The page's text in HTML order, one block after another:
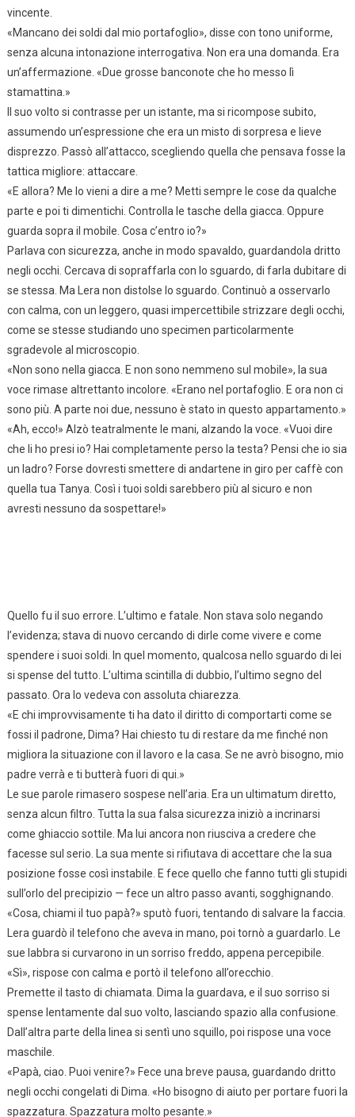
vincente.
«Mancano dei soldi dal mio portafoglio», disse con tono uniforme,
senza alcuna intonazione interrogativa. Non era una domanda. Era
un’affermazione. «Due grosse banconote che ho messo lì
stamattina.»
Il suo volto si contrasse per un istante, ma si ricompose subito,
assumendo un’espressione che era un misto di sorpresa e lieve
disprezzo. Passò all’attacco, scegliendo quella che pensava fosse la
tattica migliore: attaccare.
«E allora? Me lo vieni a dire a me? Metti sempre le cose da qualche
parte e poi ti dimentichi. Controlla le tasche della giacca. Oppure
guarda sopra il mobile. Cosa c’entro io?»
Parlava con sicurezza, anche in modo spavaldo, guardandola dritto
negli occhi. Cercava di sopraffarla con lo sguardo, di farla dubitare di
se stessa. Ma Lera non distolse lo sguardo. Continuò a osservarlo
con calma, con un leggero, quasi impercettibile strizzare degli occhi,
come se stesse studiando uno specimen particolarmente
sgradevole al microscopio.
«Non sono nella giacca. E non sono nemmeno sul mobile», la sua
voce rimase altrettanto incolore. «Erano nel portafoglio. E ora non ci
sono più. A parte noi due, nessuno è stato in questo appartamento.»
«Ah, ecco!» Alzò teatralmente le mani, alzando la voce. «Vuoi dire
che li ho presi io? Hai completamente perso la testa? Pensi che io sia
un ladro? Forse dovresti smettere di andartene in giro per caffè con
quella tua Tanya. Così i tuoi soldi sarebbero più al sicuro e non
avresti nessuno da sospettare!»
Quello fu il suo errore. L’ultimo e fatale. Non stava solo negando
l’evidenza; stava di nuovo cercando di dirle come vivere e come
spendere i suoi soldi. In quel momento, qualcosa nello sguardo di lei
si spense del tutto. L’ultima scintilla di dubbio, l’ultimo segno del
passato. Ora lo vedeva con assoluta chiarezza.
«E chi improvvisamente ti ha dato il diritto di comportarti come se
fossi il padrone, Dima? Hai chiesto tu di restare da me finché non
migliora la situazione con il lavoro e la casa. Se ne avrò bisogno, mio
padre verrà e ti butterà fuori di qui.»
Le sue parole rimasero sospese nell’aria. Era un ultimatum diretto,
senza alcun filtro. Tutta la sua falsa sicurezza iniziò a incrinarsi
come ghiaccio sottile. Ma lui ancora non riusciva a credere che
facesse sul serio. La sua mente si rifiutava di accettare che la sua
posizione fosse così instabile. E fece quello che fanno tutti gli stupidi
sull’orlo del precipizio — fece un altro passo avanti, sogghignando.
«Cosa, chiami il tuo papà?» sputò fuori, tentando di salvare la faccia.
Lera guardò il telefono che aveva in mano, poi tornò a guardarlo. Le
sue labbra si curvarono in un sorriso freddo, appena percepibile.
«Sì», rispose con calma e portò il telefono all’orecchio.
Premette il tasto di chiamata. Dima la guardava, e il suo sorriso si
spense lentamente dal suo volto, lasciando spazio alla confusione.
Dall’altra parte della linea si sentì uno squillo, poi rispose una voce
maschile.
«Papà, ciao. Puoi venire?» Fece una breve pausa, guardando dritto
negli occhi congelati di Dima. «Ho bisogno di aiuto per portare fuori la
spazzatura. Spazzatura molto pesante.»